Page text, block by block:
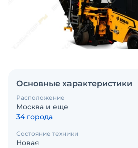
Основные характеристики
Расположение
Москва и еще
34 города
Состояние техники
Новая